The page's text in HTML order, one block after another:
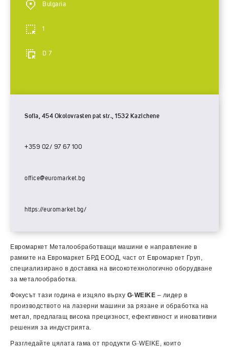
Bulgaria
1
D 7
Sofia, 454 Okolovrasten pat str., 1532 Kazichene
+359 02/ 97 67 100
office@euromarket.bg
https://euromarket.bg/
Евромаркет Металообработващи машини е направление в
рамките на Евромаркет БРД ЕООД, част от Евромаркет Груп,
специализирано в доставка на високотехнологично оборудване
за металообработка.
Фокусът тази година е изцяло върху G·WEIKE – лидер в
производството на лазерни машини за рязане и обработка на
метал, предлагащ висока прецизност, ефективност и иновативни
решения за индустрията.
Разгледайте цялата гама от продукти G·WEIKE, които